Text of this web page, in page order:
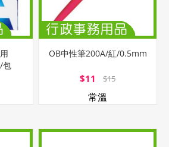
包
OB中性筆200A/紅/0.5mm
$11 $15
常溫